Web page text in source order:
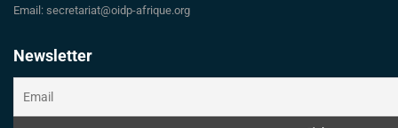
Email: secretariat@oidp-afrique.org
Newsletter